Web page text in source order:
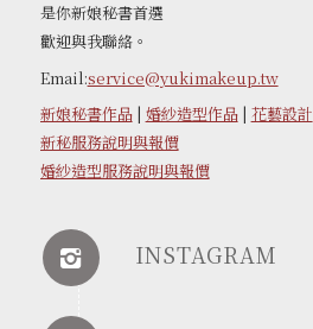
是你新娘秘書首選
歡迎與我聯絡。
Email:service@yukimakeup.tw
新娘秘書作品| 婚紗造型作品| 花藝設計
新秘服務說明與報價
婚紗造型服務說明與報價
INSTAGRAM